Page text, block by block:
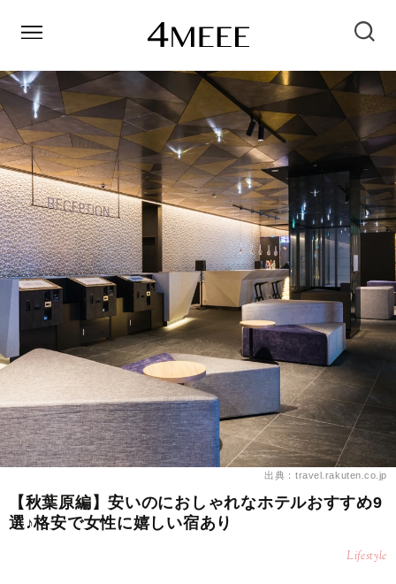
出典：travel.rakuten.co.jp
【秋葉原編】安いのにおしゃれなホテルおすすめ9
選♪格安で女性に嬉しい宿あり
Lifestyle